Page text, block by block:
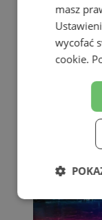
masz
wycofać
cookie.